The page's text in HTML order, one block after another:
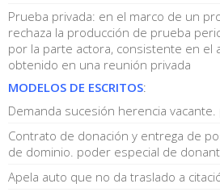
Prueba privada: en el marco de un
rechaza la producción de prueba
por la parte actora, consistente en el
obtenido en una reunión privada
MODELOS DE ESCRITOS:
Demanda sucesión herencia
Contrato de donación y entrega de
de dominio. poder especial de
Apela auto que no da traslado a